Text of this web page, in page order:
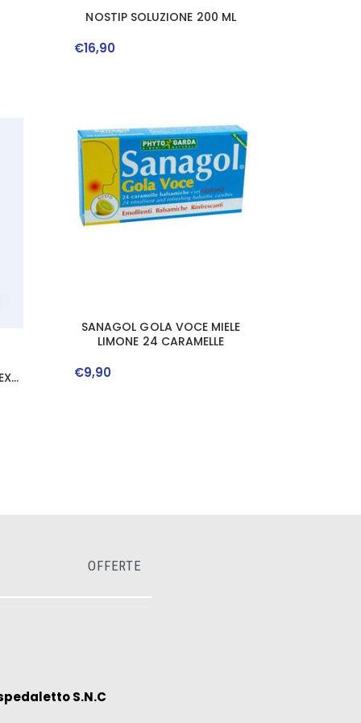
NOSTIP SOLUZIONE 200 ML
€16,90
SANAGOL GOLA VOCE MIELE
LIMONE 24 CARAMELLE
€9,90
OFFERTE
S.N.C